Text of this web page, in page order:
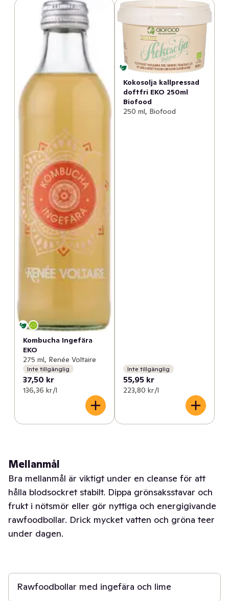
Kombucha Ingefära
EKO
275 ml, Renée Voltaire
Inte tillgänglig
37,50 kr
136,36 kr /l
Kokosolja kallpressad
doftfri EKO 250ml
Biofood
250 ml, Biofood
Inte tillgänglig
55,95 kr
223,80 kr /l
Mellanmål
Bra mellanmål är viktigt under en cleanse för att
hålla blodsockret stabilt. Dippa grönsaksstavar och
frukt i nötsmör eller gör nyttiga och energigivande
rawfoodbollar. Drick mycket vatten och gröna teer
under dagen.
Rawfoodbollar med ingefära och lime
5 min